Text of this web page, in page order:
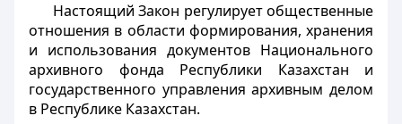
Настоящий Закон регулирует общественные
отношения в области формирования, хранения
и использования документов Национального
архивного фонда Республики Казахстан и
государственного управления архивным делом
в Республике Казахстан.